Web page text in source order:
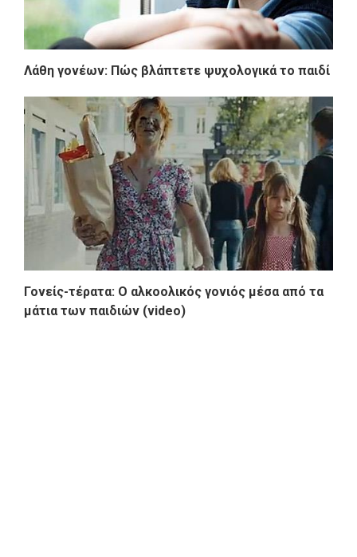
Λάθη γονέων: Πώς βλάπτετε ψυχολογικά το παιδί
Γονείς-τέρατα: Ο αλκοολικός γονιός μέσα από τα
μάτια των παιδιών (video)